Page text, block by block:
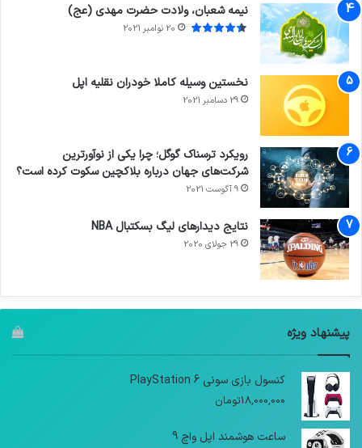
نیمه شعبان، ولادت حضرت مهدی (عج)
20 نوامبر 2021
نخستین وسیله کاملا خودران نقلیه اپل
29 دسامبر 2021
رویکرد ترسناک گوگل؛ چرا یکی از نوآورترین
شرکت‌های جهان درباره بلاکچین سکوت کرده است؟
9 آگوست 2021
نتایج دیدار‌های لیگ بسکتبال NBA
29 جولای 2020
پیشنهاد ویژه
کنسول بازی سونی PlayStation 6
18,000,000تومان
ساعت هوشمند اپل واچ 9